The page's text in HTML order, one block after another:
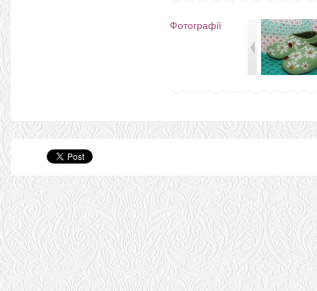
Фотографії